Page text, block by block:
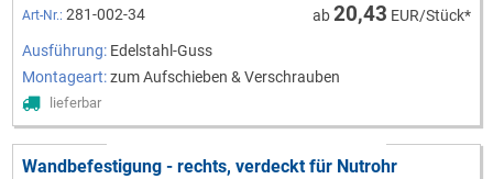
Art-Nr.: 281-002-34 ab20,43 EUR/Stück*
Ausführung: Edelstahl-Guss
Montageart:zum Aufschieben & Verschrauben
lieferbar
Wandbefestigung - rechts, verdeckt für Nutrohr